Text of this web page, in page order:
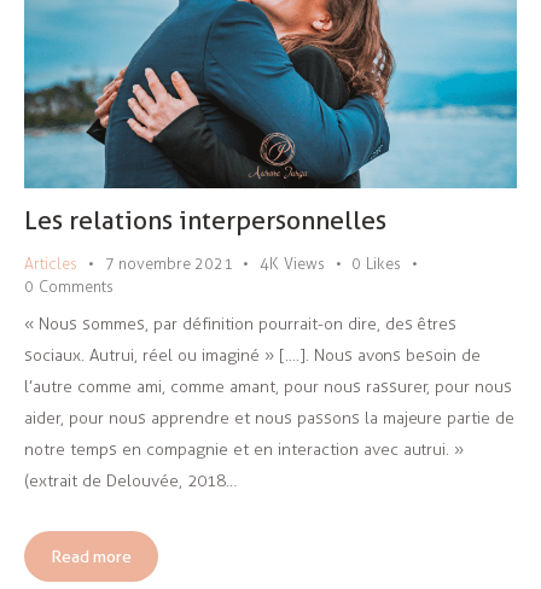
Les relations interpersonnelles
Articles 7 novembre 2021 4K Views 0 Likes
0 Comments
« Nous sommes, par définition pourrait-on dire, des êtres
sociaux. Autrui, réel ou imaginé » [....]. Nous avons besoin de
l’autre comme ami, comme amant, pour nous rassurer, pour nous
aider, pour nous apprendre et nous passons la majeure partie de
notre temps en compagnie et en interaction avec autrui. »
(extrait de Delouvée, 2018…
Read more